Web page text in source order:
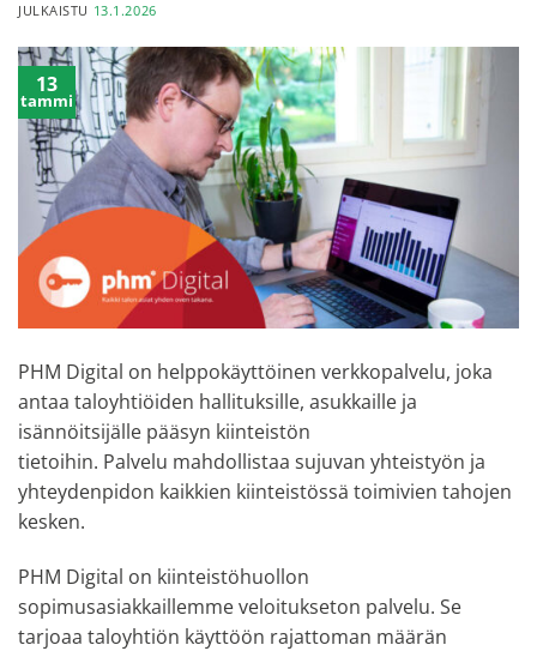
JULKAISTU 13.1.2026
13
tammi
PHM Digital on helppokäyttöinen verkkopalvelu, joka
antaa taloyhtiöiden hallituksille, asukkaille ja
isännöitsijälle pääsyn kiinteistön
tietoihin. Palvelu mahdollistaa sujuvan yhteistyön ja
yhteydenpidon kaikkien kiinteistössä toimivien tahojen
kesken.
PHM Digital on kiinteistöhuollon
sopimusasiakkaillemme veloitukseton palvelu. Se
tarjoaa taloyhtiön käyttöön rajattoman määrän